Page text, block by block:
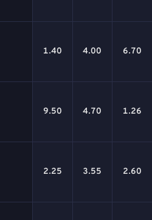
1.40 4.00 6.70
9.50 4.70 1.26
2.25 3.55 2.60